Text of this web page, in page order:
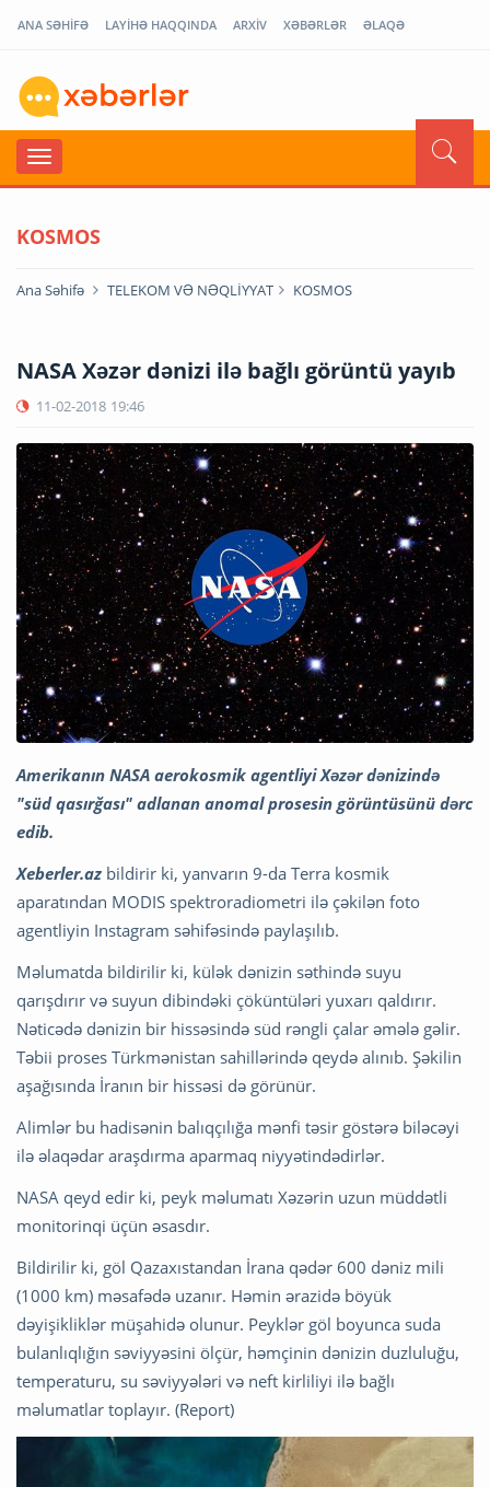
ANA SƏHİFƏ LAYİHƏ HAQQINDA ARXİV XƏBƏRLƏR ƏLAQƏ
KOSMOS
Ana Səhifə TELEKOM VƏ NƏQLİYYAT KOSMOS
NASA Xəzər dənizi ilə bağlı görüntü yayıb
11-02-2018 19:46
Amerikanın NASA aerokosmik agentliyi Xəzər dənizində
"süd qasırğası" adlanan anomal prosesin görüntüsünü dərc
edib.
Xeberler.az bildirir ki, yanvarın 9-da Terra kosmik
aparatından MODIS spektroradiometri ilə çəkilən foto
agentliyin Instagram səhifəsində paylaşılıb.
Məlumatda bildirilir ki, külək dənizin səthində suyu
qarışdırır və suyun dibindəki çöküntüləri yuxarı qaldırır.
Nəticədə dənizin bir hissəsində süd rəngli çalar əmələ gəlir.
Təbii proses Türkmənistan sahillərində qeydə alınıb. Şəkilin
aşağısında İranın bir hissəsi də görünür.
Alimlər bu hadisənin balıqçılığa mənfi təsir göstərə biləcəyi
ilə əlaqədar araşdırma aparmaq niyyətindədirlər.
NASA qeyd edir ki, peyk məlumatı Xəzərin uzun müddətli
monitorinqi üçün əsasdır.
Bildirilir ki, göl Qazaxıstandan İrana qədər 600 dəniz mili
(1000 km) məsafədə uzanır. Həmin ərazidə böyük
dəyişikliklər müşahidə olunur. Peyklər göl boyunca suda
bulanlıqlığın səviyyəsini ölçür, həmçinin dənizin duzluluğu,
temperaturu, su səviyyələri və neft kirliliyi ilə bağlı
məlumatlar toplayır. (Report)